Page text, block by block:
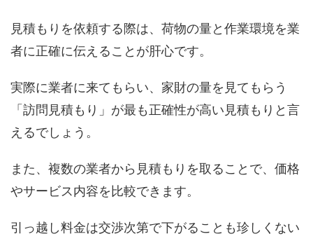
見積もりを依頼する際は、荷物の量と作業環境を業
者に正確に伝えることが肝心です。
実際に業者に来てもらい、家財の量を見てもらう
「訪問見積もり」が最も正確性が高い見積もりと言
えるでしょう。
また、複数の業者から見積もりを取ることで、価格
やサービス内容を比較できます。
引っ越し料金は交渉次第で下がることも珍しくない